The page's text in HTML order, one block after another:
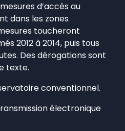
d’accès au
dans les zones
toucheront
2012 à 2014, puis tous
Des dérogations sont
texte.
conventionnel.
électronique